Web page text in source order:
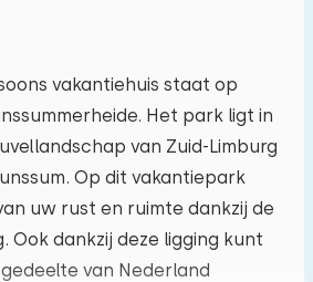
vakantiehuis staat op
Het park ligt in
van Zuid-Limburg
Op dit vakantiepark
uw rust en ruimte dankzij de
Ook dankzij deze ligging kunt
van Nederland
do vr za zo
30 31 01 02
05 06 07 08 09
13 14 15 16